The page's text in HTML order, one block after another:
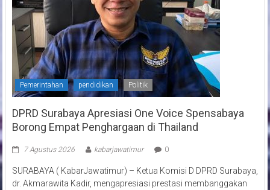
Pemerintahan pendidikan Politik
DPRD Surabaya Apresiasi One Voice Spensabaya
Borong Empat Penghargaan di Thailand
7 Agustus 2026 kabarjawatimur 0
SURABAYA ( KabarJawatimur) – Ketua Komisi D DPRD Surabaya,
dr. Akmarawita Kadir, mengapresiasi prestasi membanggakan